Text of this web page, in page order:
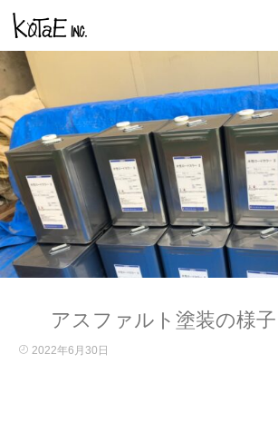
アスファルト塗装の様
2022年6月30日